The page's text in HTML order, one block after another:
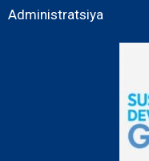
Administratsiya